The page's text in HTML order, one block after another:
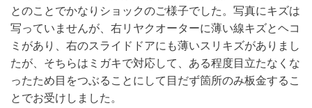
とのことでかなりショックのご様子でした。写真にキズは
写っていませんが、右リヤクオーターに薄い線キズとヘコ
ミがあり、右のスライドドアにも薄いスリキズがありまし
たが、そちらはミガキで対応して、ある程度目立たなくな
ったため目をつぶることにして目だず箇所のみ板金するこ
とでお受けしました。